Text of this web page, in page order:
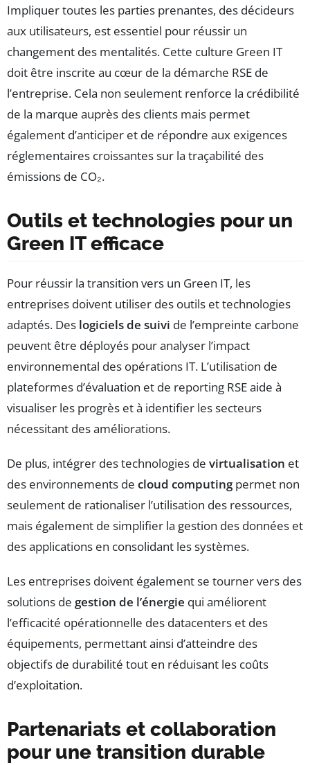
Impliquer toutes les parties prenantes, des décideurs
aux utilisateurs, est essentiel pour réussir un
changement des mentalités. Cette culture Green IT
doit être inscrite au cœur de la démarche RSE de
l’entreprise. Cela non seulement renforce la crédibilité
de la marque auprès des clients mais permet
également d’anticiper et de répondre aux exigences
réglementaires croissantes sur la traçabilité des
émissions de CO₂.
Outils et technologies pour un
Green IT efficace
Pour réussir la transition vers un Green IT, les
entreprises doivent utiliser des outils et technologies
adaptés. Des logiciels de suivi de l’empreinte carbone
peuvent être déployés pour analyser l’impact
environnemental des opérations IT. L’utilisation de
plateformes d’évaluation et de reporting RSE aide à
visualiser les progrès et à identifier les secteurs
nécessitant des améliorations.
De plus, intégrer des technologies de virtualisation et
des environnements de cloud computingpermet non
seulement de rationaliser l’utilisation des ressources,
mais également de simplifier la gestion des données et
des applications en consolidant les systèmes.
Les entreprises doivent également se tourner vers des
solutions de gestion de l’énergie qui améliorent
l’efficacité opérationnelle des datacenters et des
équipements, permettant ainsi d’atteindre des
objectifs de durabilité tout en réduisant les coûts
d’exploitation.
Partenariats et collaboration
pour une transition durable